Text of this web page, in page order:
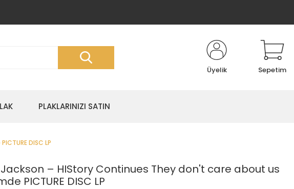
Üyelik Sepetim
PLAKLARINIZI SATIN
DISC LP
– HIStory Continues They don't care about us
PICTURE DISC LP